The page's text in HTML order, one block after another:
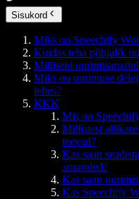
Sisukord
Miks on Speechify
Kuidas teha põhjalik
Milliseid
Miks on uurimuse
tehes?
KKK
Mis on
Millistest
teevad?
Kas saan
aruanded?
Kas saan
Kas Speechify